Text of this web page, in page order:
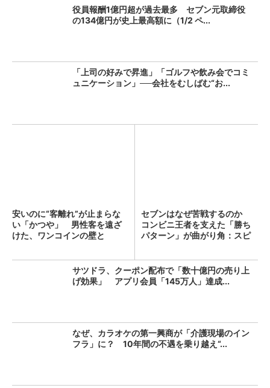
役員報酬1億円超が過去最多 セブン元取締役
の134億円が史上最高額に（1/2 ペ...
「上司の好みで昇進」「ゴルフや飲み会でコミ
ュニケーション」──会社をむしばむ“お...
安いのに“客離れ”が止まらな
い「かつや」 男性客を遠ざ
けた、ワンコインの壁と
セブンはなぜ苦戦するのか
コンビニ王者を支えた「勝ち
パターン」が曲がり角：スピ
サツドラ、クーポン配布で「数十億円の売り上
げ効果」 アプリ会員「145万人」達成...
なぜ、カラオケの第一興商が「介護現場のイン
フラ」に？ 10年間の不遇を乗り越え“...